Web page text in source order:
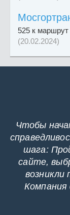
525 к маршрут
(20.02.2024)
Чтобы
шага:
сайте,
Компания